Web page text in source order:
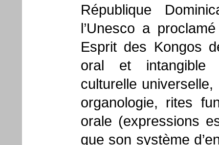
République
l’Unesco a
Esprit des Kongos
oral et intangible
culturelle
organologie, rites
orale (expressions
que son système